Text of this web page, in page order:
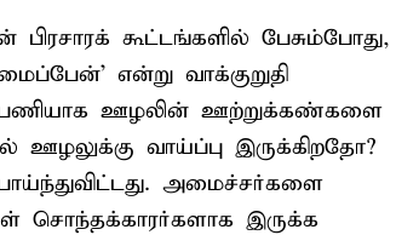
கூட்டங்களில் பேசும்போது,
என்று வாக்குறுதி
பணியாக ஊழலின் ஊற்றுக்கண்களை
ஊழலுக்கு வாய்ப்பு இருக்கிறதோ?
அமைச்சர்களை
சொந்தக்காரர்களாக இருக்க